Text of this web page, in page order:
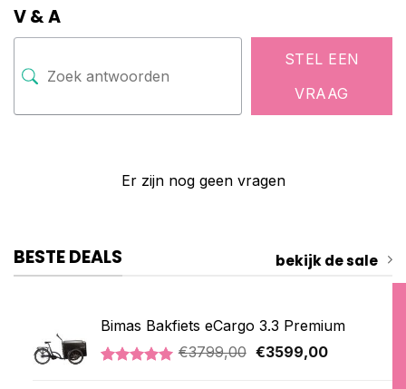
V & A
STEL EEN
VRAAG
Er zijn nog geen vragen
BESTE DEALS bekijk de sale
Bimas Bakfiets eCargo 3.3 Premium
€3799,00 Oorspronkelijke
€3599,00Huidige